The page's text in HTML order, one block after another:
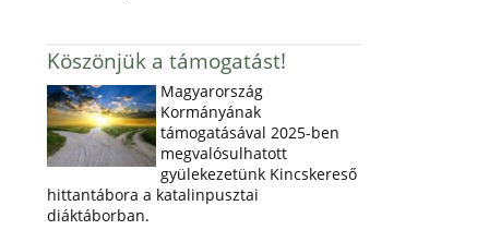
Köszönjük a támogatást!
Magyarország
Kormányának
támogatásával 2025-ben
megvalósulhatott
gyülekezetünk Kincskereső
hittantábora a katalinpusztai
diáktáborban.